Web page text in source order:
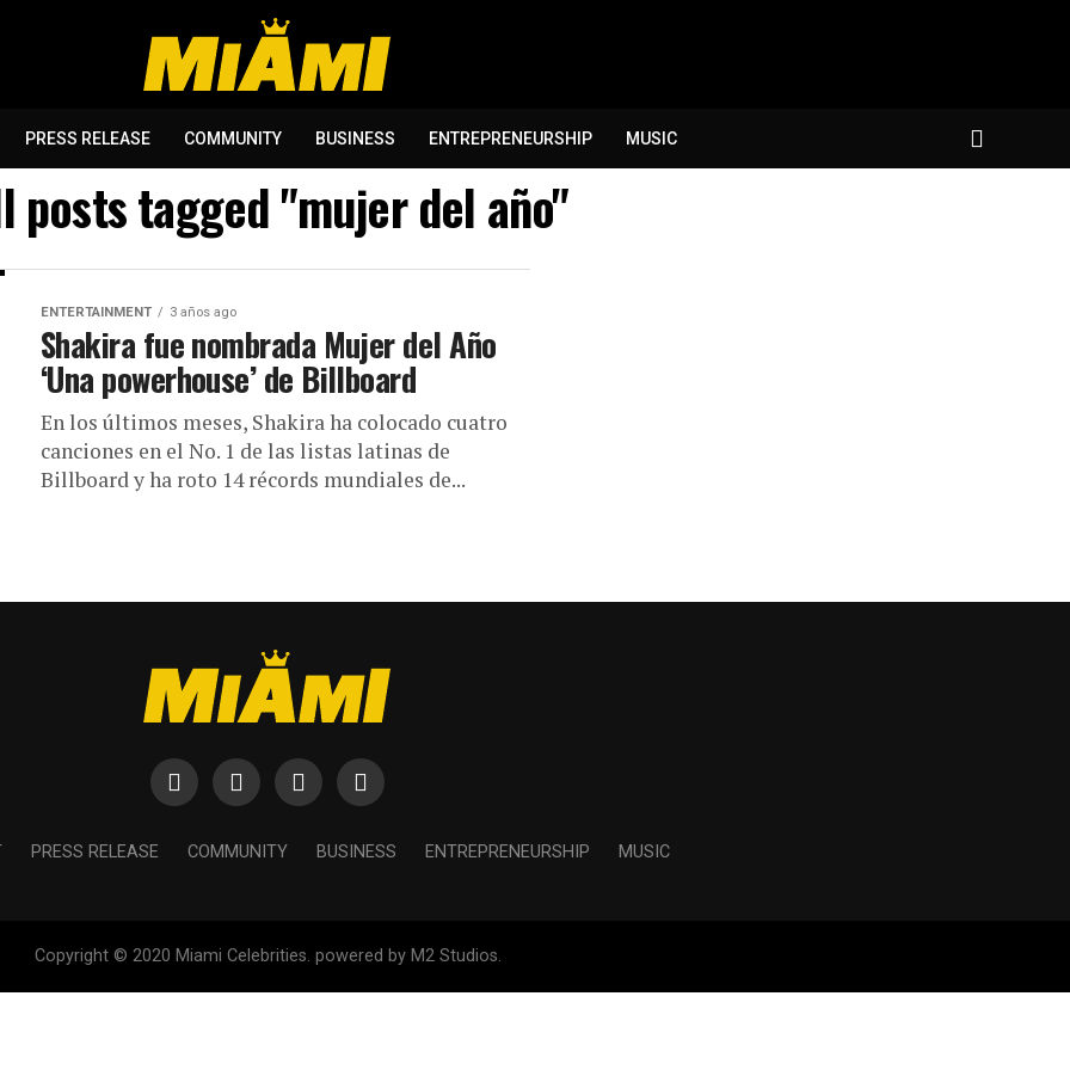
PRESS RELEASE COMMUNITY BUSINESS ENTREPRENEURSHIP MUSIC
posts tagged "mujer del año"
ENTERTAINMENT 3 años ago
Shakira fue nombrada Mujer del Año
‘Una powerhouse’ de Billboard
En los últimos meses, Shakira ha colocado cuatro
canciones en el No. 1 de las listas latinas de
Billboard y ha roto 14 récords mundiales de...
PRESS RELEASE COMMUNITY BUSINESS ENTREPRENEURSHIP MUSIC
Copyright © 2020 Miami Celebrities. powered by M2 Studios.